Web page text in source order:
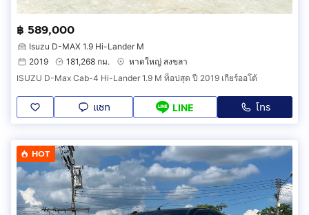
฿ 589,000
Isuzu D-MAX 1.9 Hi-Lander M
2019
181,268 กม.
หาดใหญ่ สงขลา
ISUZU D-Max Cab-4 Hi-Lander 1.9 M ท็อปสุด ปี 2019 เกียร์ออโต้
แชท LINE โทร
HOT